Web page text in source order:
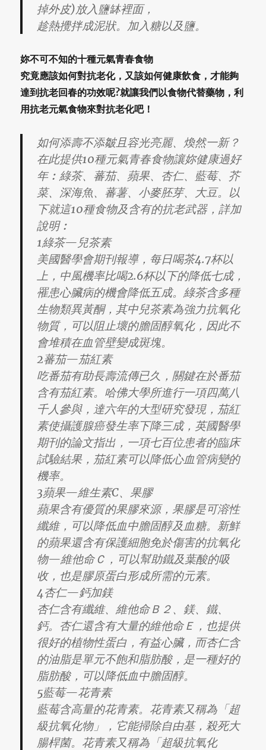
掉外皮)放入鹽缽裡面，
趁熱攪拌成泥狀。加入糖以及鹽。
妳不可不知的十種元氣青春食物
究竟應該如何對抗老化，又該如何健康飲食，才能夠
達到抗老回春的功效呢?就讓我們以食物代替藥物，利
用抗老元氣食物來對抗老化吧！
如何添壽不添皺且容光亮麗、煥然一新？
在此提供10種元氣青春食物讓妳健康過好
年︰綠茶、蕃茄、蘋果、杏仁、藍莓、芥
菜、深海魚、蕃薯、小麥胚芽、大豆。以
下就這10種食物及含有的抗老武器，詳加
說明︰
1綠茶—兒茶素
美國醫學會期刊報導，每日喝茶4.7杯以
上，中風機率比喝2.6杯以下的降低七成，
罹患心臟病的機會降低五成。綠茶含多種
生物類異黃酮，其中兒茶素為強力抗氧化
物質，可以阻止壞的膽固醇氧化，因此不
會堆積在血管壁變成斑塊。
2蕃茄—茄紅素
吃番茄有助長壽流傳已久，關鍵在於番茄
含有茄紅素。哈佛大學所進行一項四萬八
千人參與，達六年的大型研究發現，茄紅
素使攝護腺癌發生率下降三成，英國醫學
期刊的論文指出，一項七百位患者的臨床
試驗結果，茄紅素可以降低心血管病變的
機率。
3蘋果—維生素C、果膠
蘋果含有優質的果膠來源，果膠是可溶性
纖維，可以降低血中膽固醇及血糖。新鮮
的蘋果還含有保護細胞免於傷害的抗氧化
物—維他命Ｃ，可以幫助鐵及葉酸的吸
收，也是膠原蛋白形成所需的元素。
4杏仁—鈣加鎂
杏仁含有纖維、維他命Ｂ２、鎂、鐵、
鈣。杏仁還含有大量的維他命Ｅ，也提供
很好的植物性蛋白，有益心臟，而杏仁含
的油脂是單元不飽和脂肪酸，是一種好的
脂肪酸，可以降低血中膽固醇。
5藍莓—花青素
藍莓含高量的花青素。花青素又稱為「超
級抗氧化物」，它能掃除自由基，殺死大
腸桿菌。花青素又稱為「超級抗氧化